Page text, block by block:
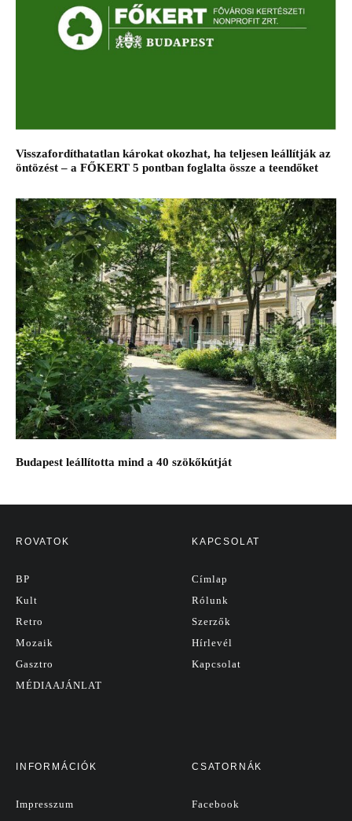
Visszafordíthatatlan károkat okozhat, ha teljesen leállítják az
öntözést – a FŐKERT 5 pontban foglalta össze a teendőket
Budapest leállította mind a 40 szökőkútját
ROVATOK
BP
Kult
Retro
Mozaik
Gasztro
MÉDIAAJÁNLAT
KAPCSOLAT
Címlap
Rólunk
Szerzők
Hírlevél
Kapcsolat
INFORMÁCIÓK
Impresszum
CSATORNÁK
Facebook